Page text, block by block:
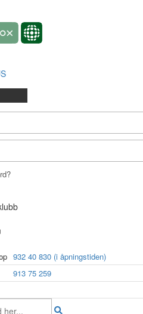
932 40 830 (i åpningstiden)
913 75 259